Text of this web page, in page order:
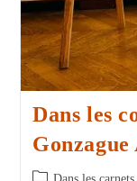
Dans les